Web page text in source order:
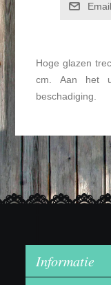
Hoge glazen
cm. Aan het
beschadiging.
Informatie